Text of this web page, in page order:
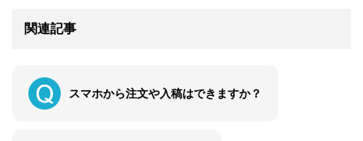
関連記事
スマホから注文や入稿はできますか？